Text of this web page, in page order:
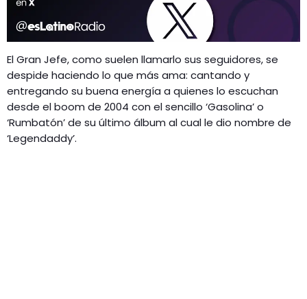
El Gran Jefe, como suelen llamarlo sus seguidores, se
despide haciendo lo que más ama: cantando y
entregando su buena energía a quienes lo escuchan
desde el boom de 2004 con el sencillo ‘Gasolina’ o
‘Rumbatón’ de su último álbum al cual le dio nombre de
‘Legendaddy’.